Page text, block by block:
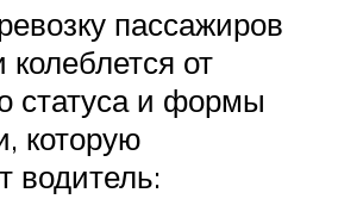
пассажиров
от
статуса и формы
которую
водитель: